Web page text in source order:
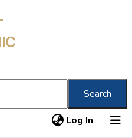
Search
Log In (current)